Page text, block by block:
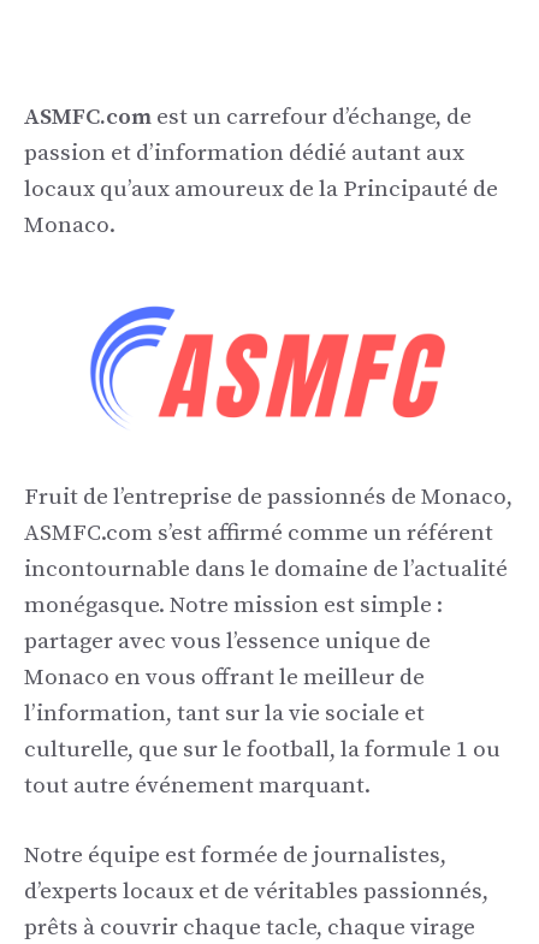
ASMFC.com est un carrefour d’échange, de
passion et d’information dédié autant aux
locaux qu’aux amoureux de la Principauté de
Monaco.
Fruit de l’entreprise de passionnés de Monaco,
ASMFC.com s’est affirmé comme un référent
incontournable dans le domaine de l’actualité
monégasque. Notre mission est simple :
partager avec vous l’essence unique de
Monaco en vous offrant le meilleur de
l’information, tant sur la vie sociale et
culturelle, que sur le football, la formule 1 ou
tout autre événement marquant.
Notre équipe est formée de journalistes,
d’experts locaux et de véritables passionnés,
prêts à couvrir chaque tacle, chaque virage